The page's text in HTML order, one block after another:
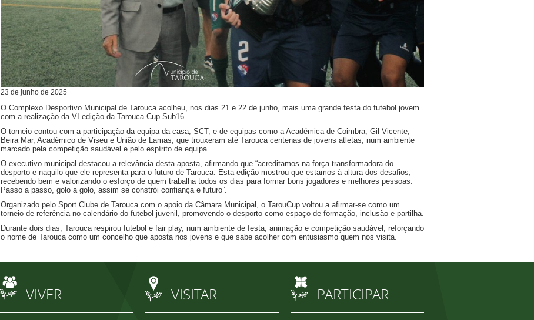
23 de junho de 2025
O Complexo Desportivo Municipal de Tarouca acolheu, nos dias 21 e 22 de junho, mais uma grande festa do futebol jovem
com a realização da VI edição da Tarouca Cup Sub16.
O torneio contou com a participação da equipa da casa, SCT, e de equipas como a Académica de Coimbra, Gil Vicente,
Beira Mar, Académico de Viseu e União de Lamas, que trouxeram até Tarouca centenas de jovens atletas, num ambiente
marcado pela competição saudável e pelo espírito de equipa.
O executivo municipal destacou a relevância desta aposta, afirmando que “acreditamos na força transformadora do
desporto e naquilo que ele representa para o futuro de Tarouca. Esta edição mostrou que estamos à altura dos desafios,
recebendo bem e valorizando o esforço de quem trabalha todos os dias para formar bons jogadores e melhores pessoas.
Passo a passo, golo a golo, assim se constrói confiança e futuro”.
Organizado pelo Sport Clube de Tarouca com o apoio da Câmara Municipal, o TarouCup voltou a afirmar-se como um
torneio de referência no calendário do futebol juvenil, promovendo o desporto como espaço de formação, inclusão e partilha.
Durante dois dias, Tarouca respirou futebol e fair play, num ambiente de festa, animação e competição saudável, reforçando
o nome de Tarouca como um concelho que aposta nos jovens e que sabe acolher com entusiasmo quem nos visita.
VIVER VISITAR PARTICIPAR